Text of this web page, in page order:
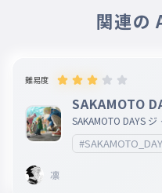
エクメア専属のフ
036 うぇれがと
黒ギャル
関連の
難易度
商 店
SAKAMOTO DAYS ジ ャ ン ル ： コ メ デ ィ 、 ア ク シ ョ
ン 、 少 年 漫 画 作 者 ： 鈴 木 祐 斗 出 版 社 ： 集
英 社 掲 載 誌 ： 週 間 少 年 ジ ャ ン プ レ ー ベ ル ：
凛